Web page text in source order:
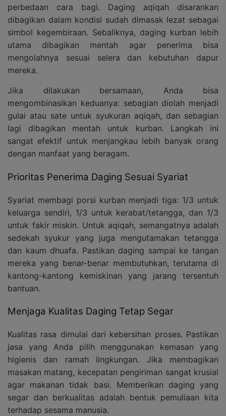
perbedaan cara bagi. Daging aqiqah disarankan
dibagikan dalam kondisi sudah dimasak lezat sebagai
simbol kegembiraan. Sebaliknya, daging kurban lebih
utama dibagikan mentah agar penerima bisa
mengolahnya sesuai selera dan kebutuhan dapur
mereka.
Jika dilakukan bersamaan, Anda bisa
mengombinasikan keduanya: sebagian diolah menjadi
gulai atau sate untuk syukuran aqiqah, dan sebagian
lagi dibagikan mentah untuk kurban. Langkah ini
sangat efektif untuk menjangkau lebih banyak orang
dengan manfaat yang beragam.
Prioritas Penerima Daging Sesuai Syariat
Syariat membagi porsi kurban menjadi tiga: 1/3 untuk
keluarga sendiri, 1/3 untuk kerabat/tetangga, dan 1/3
untuk fakir miskin. Untuk aqiqah, semangatnya adalah
sedekah syukur yang juga mengutamakan tetangga
dan kaum dhuafa. Pastikan daging sampai ke tangan
mereka yang benar-benar membutuhkan, terutama di
kantong-kantong kemiskinan yang jarang tersentuh
bantuan.
Menjaga Kualitas Daging Tetap Segar
Kualitas rasa dimulai dari kebersihan proses. Pastikan
jasa yang Anda pilih menggunakan kemasan yang
higienis dan ramah lingkungan. Jika membagikan
masakan matang, kecepatan pengiriman sangat krusial
agar makanan tidak basi. Memberikan daging yang
segar dan berkualitas adalah bentuk pemuliaan kita
terhadap sesama manusia.